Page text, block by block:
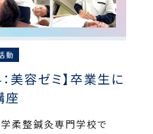
動
美容ゼミ】卒業生に
座
学柔整鍼灸専門学校で